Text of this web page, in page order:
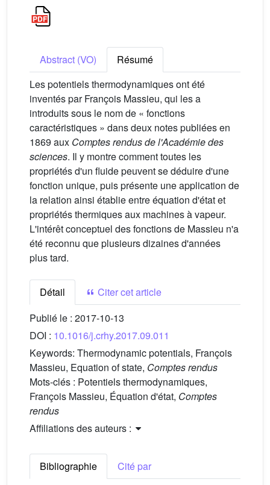
Abstract (VO)
Résumé
Les potentiels thermodynamiques ont été
inventés par François Massieu, qui les a
introduits sous le nom de « fonctions
caractéristiques » dans deux notes publiées en
1869 aux Comptes rendus de l'Académie des
sciences. Il y montre comment toutes les
propriétés d'un fluide peuvent se déduire d'une
fonction unique, puis présente une application de
la relation ainsi établie entre équation d'état et
propriétés thermiques aux machines à vapeur.
L'intérêt conceptuel des fonctions de Massieu n'a
été reconnu que plusieurs dizaines d'années
plus tard.
Détail
Citer cet article
Publié le : 2017-10-13
DOI : 10.1016/j.crhy.2017.09.011
Keywords: Thermodynamic potentials, François
Massieu, Equation of state, Comptes rendus
Mots-clés : Potentiels thermodynamiques,
François Massieu, Équation d'état, Comptes
rendus
Affiliations des auteurs :
Bibliographie
Cité par